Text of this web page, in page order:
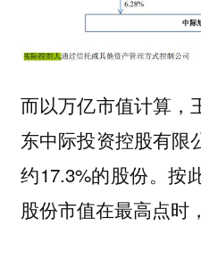
而以万亿市值计算，
东中际投资控股有限
约17.3%的股份。按
股份市值在最高点时